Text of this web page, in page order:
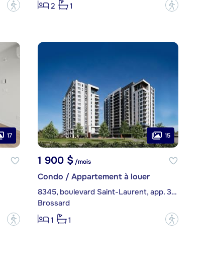
?
2
1 ?
17
?
15
1 900 $/mois
Condo / Appartement à louer
8345, boulevard Saint-Laurent, app. 303
Brossard
1
1 ?